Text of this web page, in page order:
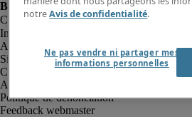
Informations sur la société
Avis de confidentialité
Site web et cookies
Conditions de recrutement
Alerte fraude
Politique de dénonciation
Feedback webmaster
notreAvis de confidentialité.
Ne pas vendre ni partager mes
informations personnelles